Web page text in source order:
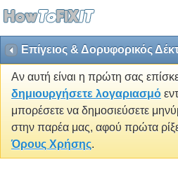
Επίγειος & Δορυφορικός
Αν αυτή είναι η πρώτη σας
δημιουργήσετε λογαριασμό
μπορέσετε να δημοσιεύσετε
στην παρέα μας, αφού πρώτα
Όρους Χρήσης.